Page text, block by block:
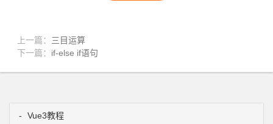
上一篇： 三目运算
下一篇： if-else if语句
Vue3教程